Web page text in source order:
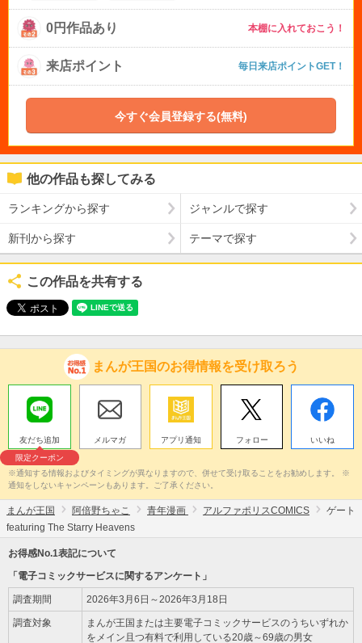
0円作品あり 本棚に入れておこう！
来店ポイント 毎日来店ポイントGET！
今すぐ会員登録する(無料)
他の作品も探してみる
ランキングから探す ジャンルで探す
新刊から探す テーマで探す
この作品を共有する
まんが王国のお得情報を受け取ろう
友だち追加
限定クーポン
メルマガ アプリ通知 フォロー いいね
※通知する情報およびタイミングが異なりますので、併せて受け取ることをお勧めします。 ※
通知をしないキャンペーンもあります。ご了承ください。
まんが王国 阿倍野ちゃこ 青年漫画 アルファポリスCOMICS
ゲート
featuring The Starry Heavens
お得感No.1表記について
「電子コミックサービスに関するアンケート」
調査期間 2026年3月6日～2026年3月18日
調査対象
まんが王国または主要電子コミックサービスのうちいずれか
をメイン且つ有料で利用している20歳～69歳の男女